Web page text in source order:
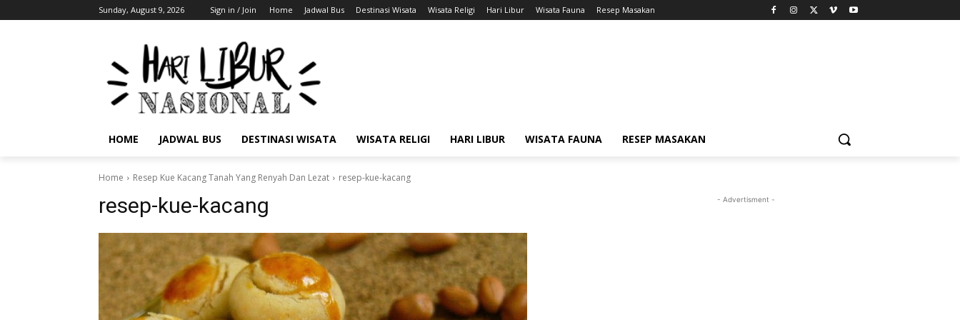
Sunday, August 9, 2026 Sign in / Join Home Jadwal Bus Destinasi Wisata Wisata Religi Hari Libur Wisata Fauna Resep Masakan
HOME JADWAL BUS DESTINASI WISATA WISATA RELIGI HARI LIBUR WISATA FAUNA RESEP MASAKAN
Home Resep Kue Kacang Tanah Yang Renyah Dan Lezat resep-kue-kacang
resep-kue-kacang - Advertisment -